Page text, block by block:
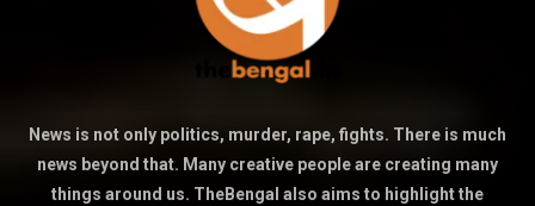
News is not only politics, murder, rape, fights. There is much
news beyond that. Many creative people are creating many
things around us. TheBengal also aims to highlight the